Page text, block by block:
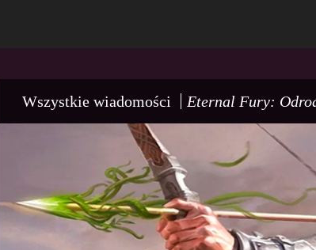
Wszystkie wiadomości Eternal Fury: